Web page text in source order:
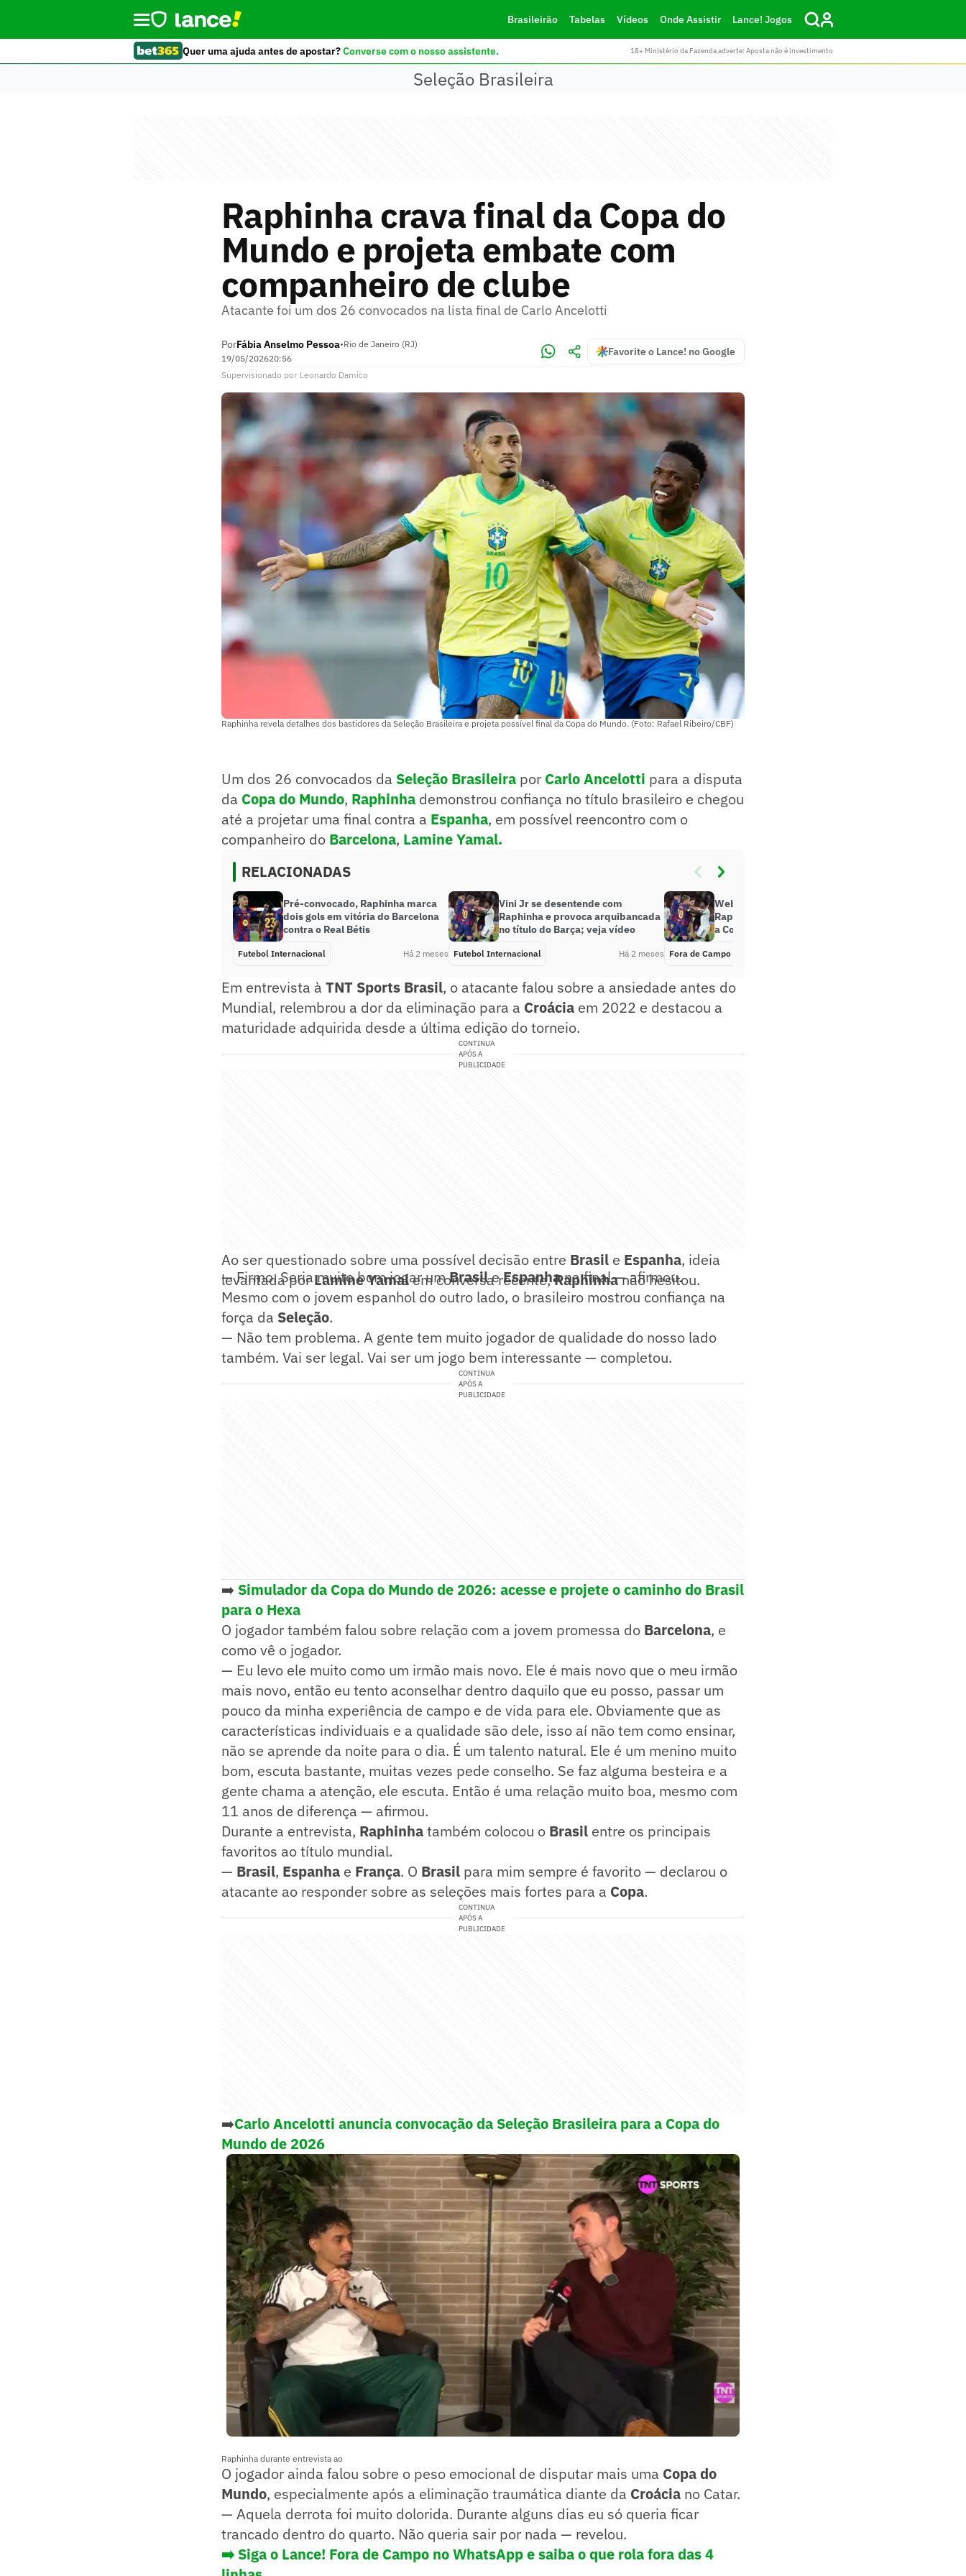
Brasileirão Tabelas Vídeos Onde Assistir Lance! Jogos
Quer uma ajuda antes de apostar?Converse com o nosso assistente. 18+ Ministério da Fazenda adverte: Aposta não é investimento
Seleção Brasileira
Raphinha crava final da Copa do
Mundo e projeta embate com
companheiro de clube
Atacante foi um dos 26 convocados na lista final de Carlo Ancelotti
PorFábia Anselmo Pessoa•Rio de Janeiro (RJ)
19/05/202620:56
Favorite o Lance! no Google
Supervisionado por Leonardo Damico
Raphinha revela detalhes dos bastidores da Seleção Brasileira e projeta possível final da Copa do Mundo. (Foto: Rafael Ribeiro/CBF)
Um dos 26 convocados da Seleção Brasileira por Carlo Ancelotti para a disputa
da Copa do Mundo, Raphinha demonstrou confiança no título brasileiro e chegou
até a projetar uma final contra a Espanha, em possível reencontro com o
companheiro do Barcelona, Lamine Yamal.
RELACIONADAS
Pré-convocado, Raphinha marca
dois gols em vitória do Barcelona
contra o Real Bétis
Futebol Internacional Há 2 meses
Vini Jr se desentende com
Raphinha e provoca arquibancada
no título do Barça; veja vídeo
Futebol Internacional Há 2 meses
Web reage a discussão de Vini Jr e
Raphinha no El Clásico: ‘Perdemos
a Copa’
Fora de Campo
Em entrevista à TNT Sports Brasil, o atacante falou sobre a ansiedade antes do
Mundial, relembrou a dor da eliminação para a Croácia em 2022 e destacou a
maturidade adquirida desde a última edição do torneio.
CONTINUA
APÓS A
PUBLICIDADE
Ao ser questionado sobre uma possível decisão entre Brasil e Espanha, ideia
levantada porLamine Yamalem conversa recente,Raphinhanão hesitou.
— Firmo. Seria muito bom jogar umBrasileEspanhana final — afirmou.
Mesmo com o jovem espanhol do outro lado, o brasileiro mostrou confiança na
força da Seleção.
— Não tem problema. A gente tem muito jogador de qualidade do nosso lado
também. Vai ser legal. Vai ser um jogo bem interessante — completou.
CONTINUA
APÓS A
PUBLICIDADE
➡️ Simulador da Copa do Mundo de 2026: acesse e projete o caminho do Brasil
para o Hexa
O jogador também falou sobre relação com a jovem promessa do Barcelona, e
como vê o jogador.
— Eu levo ele muito como um irmão mais novo. Ele é mais novo que o meu irmão
mais novo, então eu tento aconselhar dentro daquilo que eu posso, passar um
pouco da minha experiência de campo e de vida para ele. Obviamente que as
características individuais e a qualidade são dele, isso aí não tem como ensinar,
não se aprende da noite para o dia. É um talento natural. Ele é um menino muito
bom, escuta bastante, muitas vezes pede conselho. Se faz alguma besteira e a
gente chama a atenção, ele escuta. Então é uma relação muito boa, mesmo com
11 anos de diferença — afirmou.
Durante a entrevista, Raphinhatambém colocou o Brasil entre os principais
favoritos ao título mundial.
— Brasil, Espanha e França. O Brasil para mim sempre é favorito — declarou o
atacante ao responder sobre as seleções mais fortes para a Copa.
CONTINUA
APÓS A
PUBLICIDADE
➡️Carlo Ancelotti anuncia convocação da Seleção Brasileira para a Copa do
Mundo de 2026
Raphinha durante entrevista ao
O jogador ainda falou sobre o peso emocional de disputar mais uma Copa do
Mundo, especialmente após a eliminação traumática diante da Croácia no Catar.
— Aquela derrota foi muito dolorida. Durante alguns dias eu só queria ficar
trancado dentro do quarto. Não queria sair por nada — revelou.
➡️ Siga o Lance! Fora de Campo no WhatsApp e saiba o que rola fora das 4